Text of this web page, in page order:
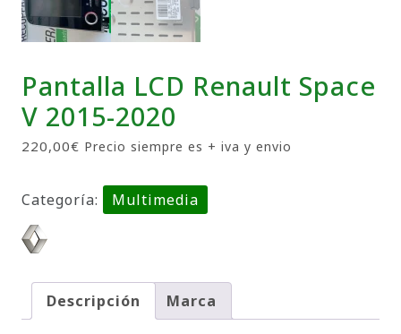
Pantalla LCD Renault Space
V 2015-2020
220,00€ Precio siempre es + iva y envio
Categoría: Multimedia
Descripción Marca